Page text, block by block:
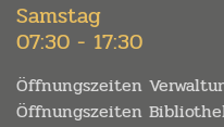
Samstag
07:30 - 17:30
Öffnungszeiten
Öffnungszeiten